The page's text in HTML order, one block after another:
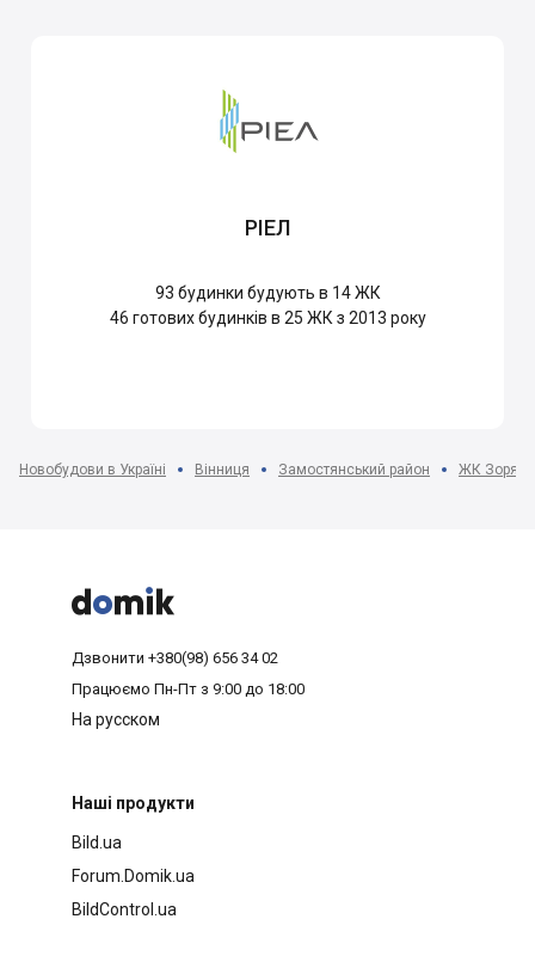
РІЕЛ
93 будинки будують в 14 ЖК
46 готових будинків в 25 ЖК з 2013 року
Новобудови в Україні Вінниця Замостянський район ЖК Зоря



Дзвонити +380(98) 656 34 02
Працюємо Пн-Пт з 9:00 до 18:00
На русском
Наші продукти
Bild.ua
Forum.Domik.ua
BildControl.ua